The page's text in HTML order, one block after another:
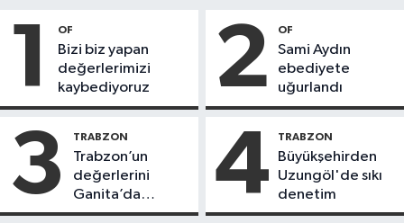
1 OF
Bizi biz yapan
değerlerimizi
kaybediyoruz
2 OF
Sami Aydın
ebediyete
uğurlandı
3 TRABZON
Trabzon’un
değerlerini
Ganita’da
yaşatıyoruz
4 TRABZON
Büyükşehirden
Uzungöl'de sıkı
denetim